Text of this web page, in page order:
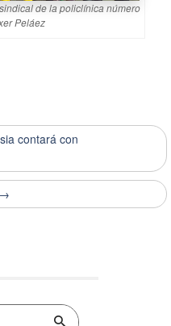
de la policlínica número
Peláez
contará con